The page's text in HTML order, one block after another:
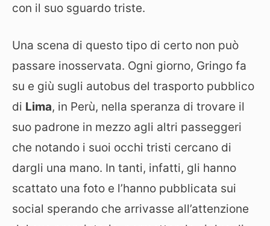
con il suo sguardo triste.
Una scena di questo tipo di certo non può
passare inosservata. Ogni giorno, Gringo fa
su e giù sugli autobus del trasporto pubblico
di Lima, in Perù, nella speranza di trovare il
suo padrone in mezzo agli altri passeggeri
che notando i suoi occhi tristi cercano di
dargli una mano. In tanti, infatti, gli hanno
scattato una foto e l’hanno pubblicata sui
social sperando che arrivasse all’attenzione